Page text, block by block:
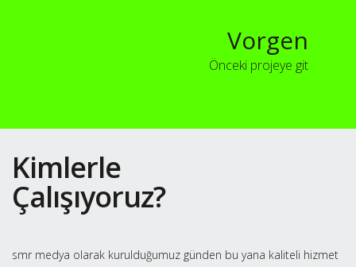
Vorgen
Önceki projeye git
Kimlerle
Çalışıyoruz?
smr medya olarak kurulduğumuz günden bu yana kaliteli hizmet